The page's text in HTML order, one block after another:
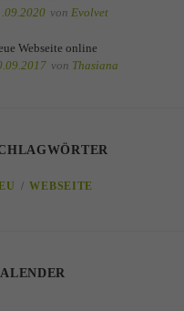
von Evolvet
Webseite online
von Thasiana
WEBSEITE